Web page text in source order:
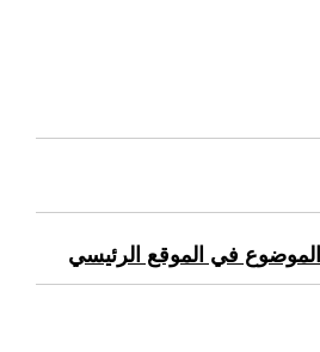
في الموقع الرئيسي